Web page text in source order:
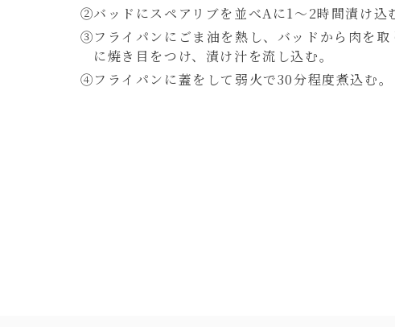
バッドにスペアリブを並べAに1～2時間漬け込
フライパンにごま油を熱し、バッドから肉を
に焼き目をつけ、漬け汁を流し込む。
フライパンに蓋をして弱火で30分程度煮込む。